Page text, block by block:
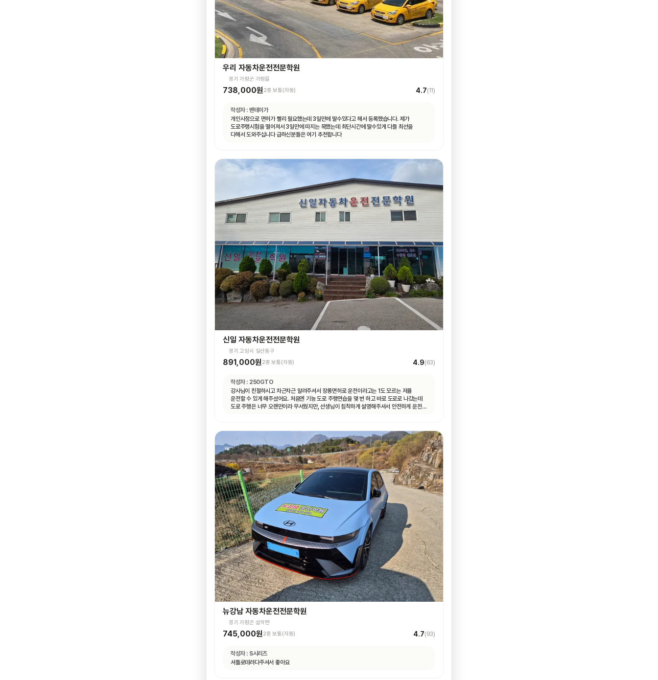
우리 자동차운전전문학원
경기 가평군 가평읍
738,000원2종 보통(자동) 4.7(11)
작성자 : 벤테이가
개인사정으로 면허가 빨리 필요했는데 3일만에 딸수있다고 해서 등록했습니다. 제가
도로주행시험을 떨어져서 3일만에 따지는 목했는데 최단시간에 딸수있게 다들 최선을
다해서 도와주십니다 급하신분들은 여기 추천합니다
신일 자동차운전전문학원
경기 고양시 일산동구
891,000원2종 보통(자동) 4.9(63)
작성자 : 250GTO
강사님이 친절하시고 차근차근 알려주셔서 장롱면허로 운전이라고는 1도 모르는 저를
운전할 수 있게 해주셨어요. 처음엔 기능 도로 주행연습을 몇 번 하고 바로 도로로 나갔는데
도로 주행은 너무 오랜만이라 무서웠지만, 선생님이 침착하게 설명해주셔서 안전하게 운전할
뉴강남 자동차운전전문학원
경기 가평군 설악면
745,000원2종 보통(자동) 4.7(93)
작성자 : S시리즈
셔틀로데려다주셔서 좋아요